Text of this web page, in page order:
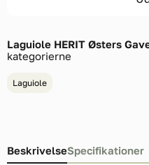
Laguiole HERIT Østers
kategorierne
Laguiole
BeskrivelseSpecifikationer